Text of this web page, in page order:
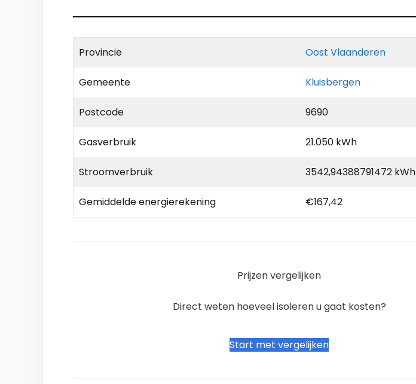
Provincie Oost Vlaanderen
Gemeente Kluisbergen
Postcode 9690
Gasverbruik 21.050 kWh
Stroomverbruik 3542,94388791472 kWh
Gemiddelde energierekening €167,42
Prijzen vergelijken
Direct weten hoeveel isoleren u gaat kosten?
Start met vergelijken